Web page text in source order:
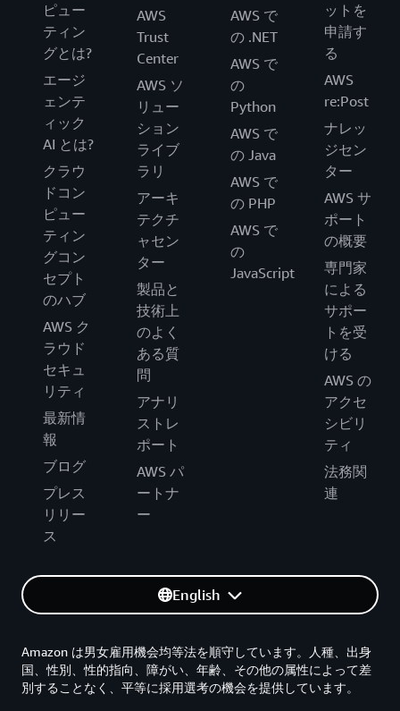
ピュー
ティン
グとは?
エージ
ェンテ
ィック
AI とは?
クラウ
ドコン
ピュー
ティン
グコン
セプト
のハブ
AWS ク
ラウド
セキュ
リティ
最新情
報
ブログ
プレス
リリー
ス
AWS
Trust
Center
AWS ソ
リュー
ション
ライブ
ラリ
アーキ
テクチ
ャセン
ター
製品と
技術上
のよく
ある質
問
アナリ
ストレ
ポート
AWS パ
ートナ
ー
AWS で
の .NET
AWS で
の
Python
AWS で
の Java
AWS で
の PHP
AWS で
の
JavaScript
ットを
申請す
る
AWS
re:Post
ナレッ
ジセン
ター
AWS サ
ポート
の概要
専門家
による
サポー
トを受
ける
AWS の
アクセ
シビリ
ティ
法務関
連
English
Amazon は男女雇用機会均等法を順守しています。人種、出身
国、性別、性的指向、障がい、年齢、その他の属性によって差
別することなく、平等に採用選考の機会を提供しています。